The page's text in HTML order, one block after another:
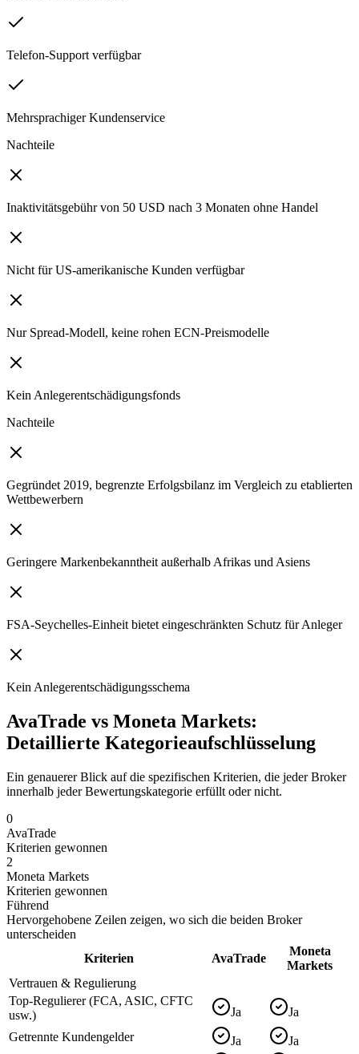
Telefon-Support verfügbar
Mehrsprachiger Kundenservice
Nachteile
Inaktivitätsgebühr von 50 USD nach 3 Monaten ohne Handel
Nicht für US-amerikanische Kunden verfügbar
Nur Spread-Modell, keine rohen ECN-Preismodelle
Kein Anlegerentschädigungsfonds
Nachteile
Gegründet 2019, begrenzte Erfolgsbilanz im Vergleich zu etablierten
Wettbewerbern
Geringere Markenbekanntheit außerhalb Afrikas und Asiens
FSA-Seychelles-Einheit bietet eingeschränkten Schutz für Anleger
Kein Anlegerentschädigungsschema
AvaTrade vs Moneta Markets:
Detaillierte Kategorieaufschlüsselung
Ein genauerer Blick auf die spezifischen Kriterien, die jeder Broker
innerhalb jeder Bewertungskategorie erfüllt oder nicht.
0
AvaTrade
Kriterien gewonnen
2
Moneta Markets
Kriterien gewonnen
Führend
Hervorgehobene Zeilen zeigen, wo sich die beiden Broker
unterscheiden
Kriterien
AvaTrade
Moneta
Markets
Vertrauen & Regulierung
Top-Regulierer (FCA, ASIC, CFTC
usw.)
Ja
Ja
Getrennte Kundengelder
Ja
Ja